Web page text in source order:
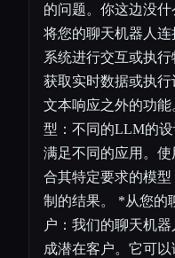
的问题。你这边没什
将您的聊天机器人
系统进行交互或执行
获取实时数据或执
文本响应之外的功
型：不同的LLM的
满足不同的应用。
合其特定要求的模
制的结果。 *从您的
户：我们的聊天机
成潜在客户。它可